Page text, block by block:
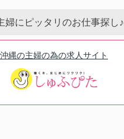
婦にピッタリのお仕事探し♪
沖縄の主婦の為の求人サイト